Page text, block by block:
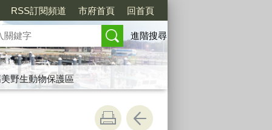
RSS訂閱頻道 市府首頁 回首頁
進階搜尋
野生動物保護區